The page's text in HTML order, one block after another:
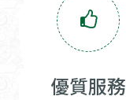
優質服務